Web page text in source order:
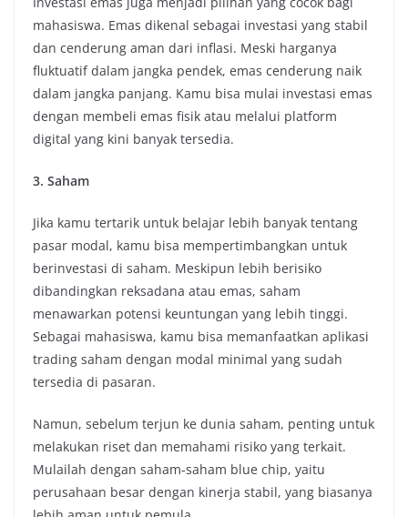
mahasiswa. Emas dikenal sebagai investasi yang stabil
dan cenderung aman dari inflasi. Meski harganya
fluktuatif dalam jangka pendek, emas cenderung naik
dalam jangka panjang. Kamu bisa mulai investasi emas
dengan membeli emas fisik atau melalui platform
digital yang kini banyak tersedia.
3. Saham
Jika kamu tertarik untuk belajar lebih banyak tentang
pasar modal, kamu bisa mempertimbangkan untuk
berinvestasi di saham. Meskipun lebih berisiko
dibandingkan reksadana atau emas, saham
menawarkan potensi keuntungan yang lebih tinggi.
Sebagai mahasiswa, kamu bisa memanfaatkan aplikasi
trading saham dengan modal minimal yang sudah
tersedia di pasaran.
Namun, sebelum terjun ke dunia saham, penting untuk
melakukan riset dan memahami risiko yang terkait.
Mulailah dengan saham-saham blue chip, yaitu
perusahaan besar dengan kinerja stabil, yang biasanya